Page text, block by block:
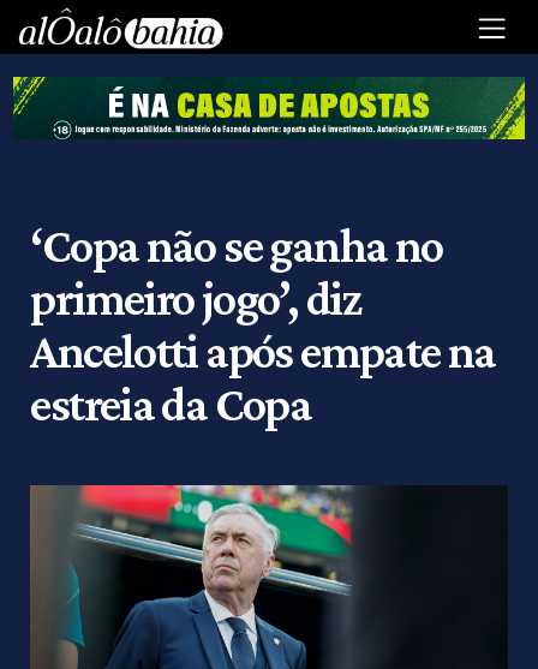
‘Copa não se ganha no
primeiro jogo’, diz
Ancelotti após empate na
estreia da Copa